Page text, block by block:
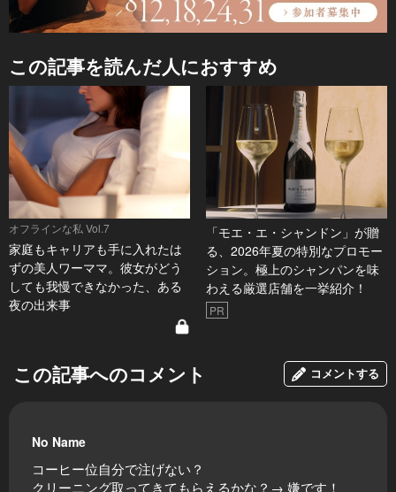
この記事を読んだ人におすすめ
オフラインな私 Vol.7
家庭もキャリアも手に入れたは
ずの美人ワーママ。彼女がどう
しても我慢できなかった、ある
夜の出来事
「モエ・エ・シャンドン」が贈
る、2026年夏の特別なプロモー
ション。極上のシャンパンを味
わえる厳選店舗を一挙紹介！
PR
この記事へのコメント コメントする
No Name
コーヒー位自分で注げない？
クリーニング取ってきてもらえるかな？→ 嫌です！